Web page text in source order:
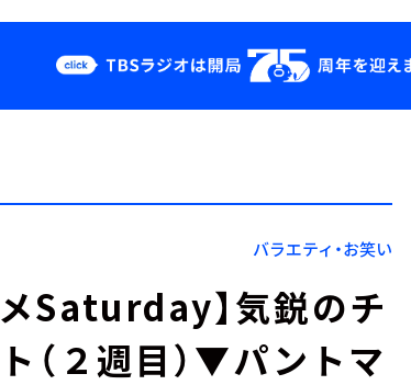
YouTube
会社情報
バラエティ・お笑い
メSaturday】気鋭のチ
（２週目）▼パントマ